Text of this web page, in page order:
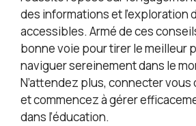
des informations et l’exploration
accessibles. Armé de ces
bonne voie pour tirer le meilleur
naviguer sereinement dans le
N’attendez plus, connecter
et commencez à gérer
dans l’éducation.